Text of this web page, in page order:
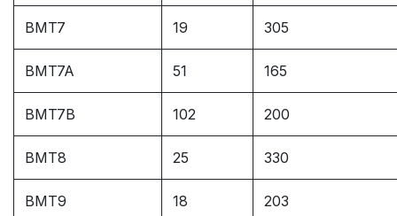
BMT7 19 305
BMT7A 51 165
BMT7B 102 200
BMT8 25 330
BMT9 18 203